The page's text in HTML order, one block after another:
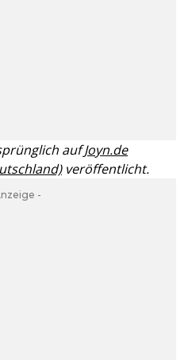
aufJoyn.de
veröffentlicht.
-